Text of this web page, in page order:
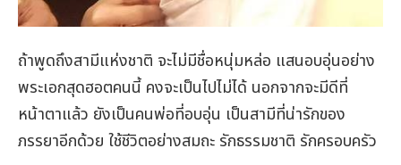
ถ้าพูดถึงสามีแห่งชาติ จะไม่มีชื่อหนุ่มหล่อ แสนอบอุ่นอย่าง
พระเอกสุดฮอตคนนี้ คงจะเป็นไปไม่ได้ นอกจากจะมีดีที่
หน้าตาแล้ว ยังเป็นคนพ่อที่อบอุ่น เป็นสามีที่น่ารักของ
ภรรยาอีกด้วย ใช้ชีวิตอย่างสมถะ รักธรรมชาติ รักครอบครัว